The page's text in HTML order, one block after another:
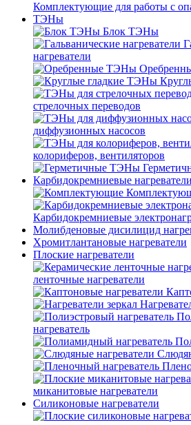
Комплектующие для работы с
ТЭНы
Блок ТЭНы
нагреватели
стрелочных переводов
диффузионных насосов
колориферов, вентиляторов
Карбидокремниевые нагреватели
Карбидокремниевые
Молибденовые дисилицид
Хромитлантановые нагреватели
Плоские нагреватели
ленточные нагреватели
нагреватель
миканитовые нагреватели
Силиконовые нагреватели